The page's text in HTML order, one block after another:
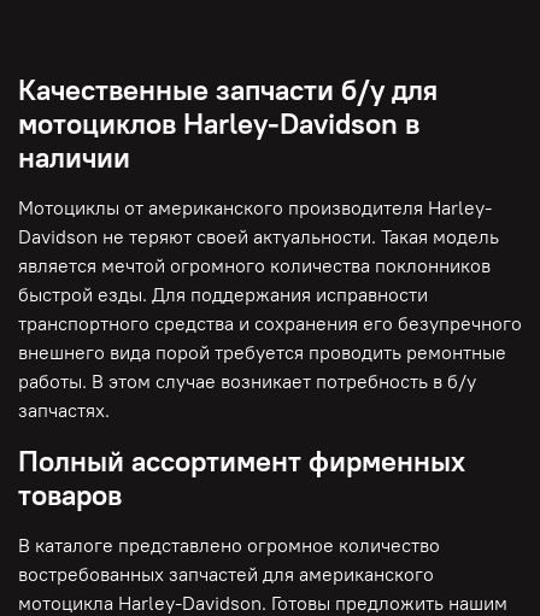
Качественные запчасти б/у для
мотоциклов Harley-Davidson в
наличии
Мотоциклы от американского производителя Harley-
Davidson не теряют своей актуальности. Такая модель
является мечтой огромного количества поклонников
быстрой езды. Для поддержания исправности
транспортного средства и сохранения его безупречного
внешнего вида порой требуется проводить ремонтные
работы. В этом случае возникает потребность в б/у
запчастях.
Полный ассортимент фирменных
товаров
В каталоге представлено огромное количество
востребованных запчастей для американского
мотоцикла Harley-Davidson. Готовы предложить нашим